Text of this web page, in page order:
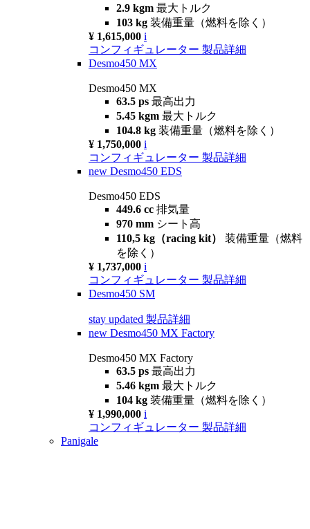
2.9 kgm 最大トルク
103 kg 装備重量（燃料を除く）
¥ 1,615,000 i
コンフィギュレーター 製品詳細
Desmo450 MX
Desmo450 MX
63.5 ps 最高出力
5.45 kgm 最大トルク
104.8 kg 装備重量（燃料を除く）
¥ 1,750,000 i
コンフィギュレーター 製品詳細
new Desmo450 EDS
Desmo450 EDS
449.6 cc 排気量
970 mm シート高
110,5 kg（racing kit） 装備重量（燃料
を除く）
¥ 1,737,000 i
コンフィギュレーター 製品詳細
Desmo450 SM
stay updated 製品詳細
new Desmo450 MX Factory
Desmo450 MX Factory
63.5 ps 最高出力
5.46 kgm 最大トルク
104 kg 装備重量（燃料を除く）
¥ 1,990,000 i
コンフィギュレーター 製品詳細
Panigale